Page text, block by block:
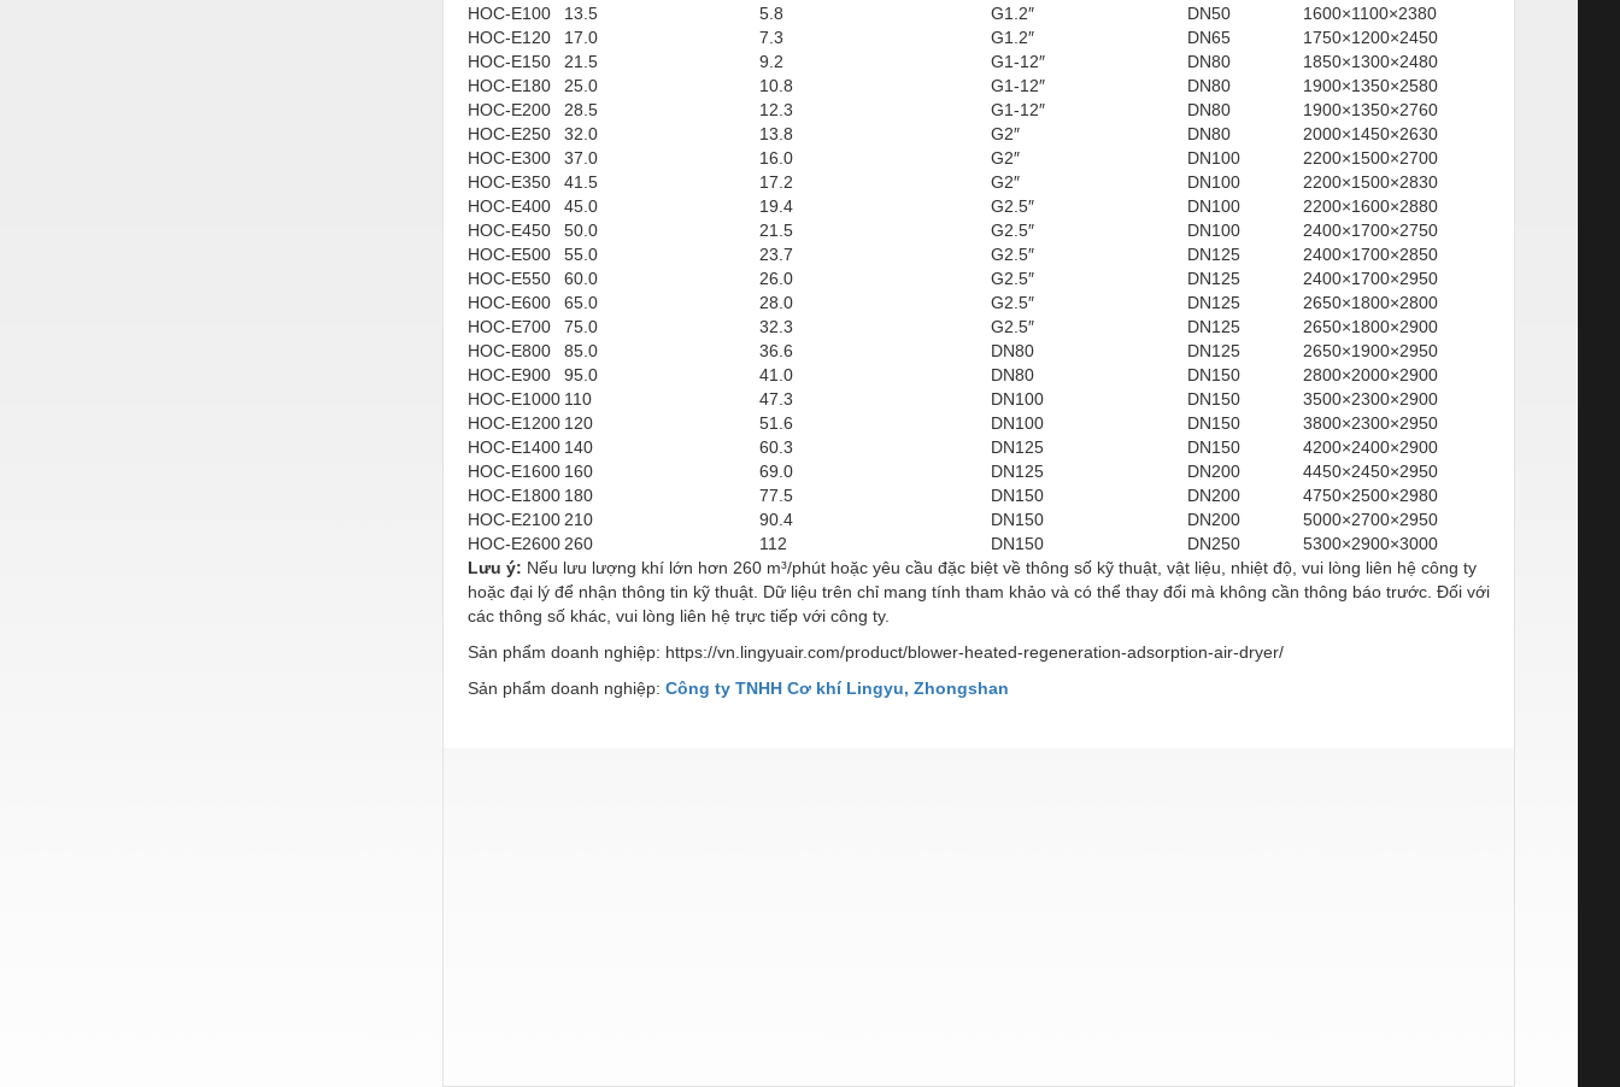
HOC-E100
13.5 5.8 G1.2″ DN50
1600×1100×2380
HOC-E120
17.0 7.3 G1.2″ DN65
1750×1200×2450
HOC-E150
21.5 9.2 G1-12″ DN80
1850×1300×2480
HOC-E180
25.0 10.8 G1-12″ DN80
1900×1350×2580
HOC-E200
28.5 12.3 G1-12″ DN80
1900×1350×2760
HOC-E250
32.0 13.8 G2″ DN80
2000×1450×2630
HOC-E300
37.0 16.0 G2″ DN100
2200×1500×2700
HOC-E350
41.5 17.2 G2″ DN100
2200×1500×2830
HOC-E400
45.0 19.4 G2.5″ DN100
2200×1600×2880
HOC-E450
50.0 21.5 G2.5″ DN100
2400×1700×2750
HOC-E500
55.0 23.7 G2.5″ DN125
2400×1700×2850
HOC-E550
60.0 26.0 G2.5″ DN125
2400×1700×2950
HOC-E600
65.0 28.0 G2.5″ DN125
2650×1800×2800
HOC-E700
75.0 32.3 G2.5″ DN125
2650×1800×2900
HOC-E800
85.0 36.6 DN80 DN125
2650×1900×2950
HOC-E900
95.0 41.0 DN80 DN150
2800×2000×2900
HOC-E1000 110 47.3 DN100 DN150
3500×2300×2900
HOC-E1200 120 51.6 DN100 DN150
3800×2300×2950
HOC-E1400 140 60.3 DN125 DN150
4200×2400×2900
HOC-E1600 160 69.0 DN125 DN200
4450×2450×2950
HOC-E1800 180 77.5 DN150 DN200
4750×2500×2980
HOC-E2100 210 90.4 DN150 DN200
5000×2700×2950
HOC-E2600 260 112 DN150 DN250
5300×2900×3000
Lưu ý: Nếu lưu lượng khí lớn hơn 260 m³/phút hoặc yêu cầu đặc biệt về thông số kỹ thuật, vật liệu, nhiệt độ, vui lòng liên hệ công ty
hoặc đại lý để nhận thông tin kỹ thuật. Dữ liệu trên chỉ mang tính tham khảo và có thể thay đổi mà không cần thông báo trước. Đối với
các thông số khác, vui lòng liên hệ trực tiếp với công ty.
Sản phẩm doanh nghiệp: https://vn.lingyuair.com/product/blower-heated-regeneration-adsorption-air-dryer/
Sản phẩm doanh nghiệp: Công ty TNHH Cơ khí Lingyu, Zhongshan